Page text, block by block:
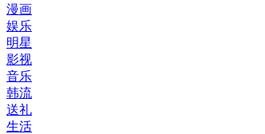
漫画
娱乐
明星
影视
音乐
韩流
送礼
生活